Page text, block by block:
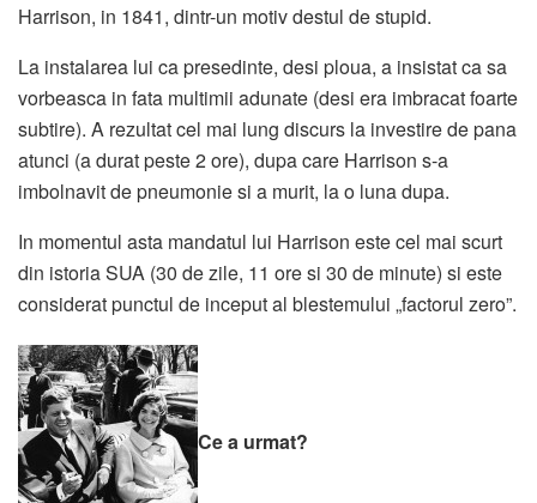
Harrison, in 1841, dintr-un motiv destul de stupid.
La instalarea lui ca presedinte, desi ploua, a insistat ca sa
vorbeasca in fata multimii adunate (desi era imbracat foarte
subtire). A rezultat cel mai lung discurs la investire de pana
atunci (a durat peste 2 ore), dupa care Harrison s-a
imbolnavit de pneumonie si a murit, la o luna dupa.
In momentul asta mandatul lui Harrison este cel mai scurt
din istoria SUA (30 de zile, 11 ore si 30 de minute) si este
considerat punctul de inceput al blestemului „factorul zero”.
Ce a urmat?